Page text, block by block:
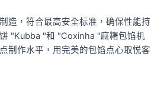
造，符合最高安全标准，确保性能持
"Kubba "和 "Coxinha "麻糬包馅机
制作水平，用完美的包馅点心取悦客